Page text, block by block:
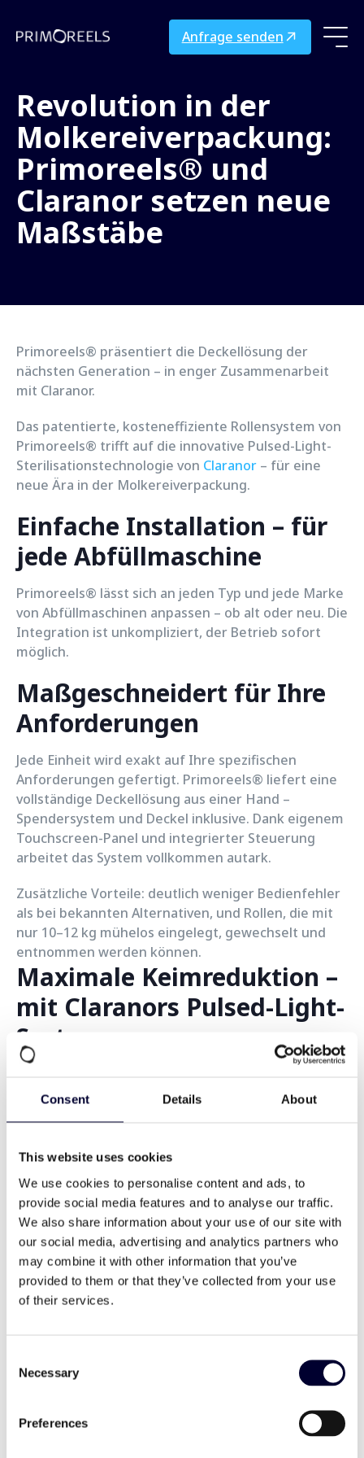
Consent Details About
This website uses cookies
We use cookies to personalise content and ads, to
provide social media features and to analyse our traffic.
We also share information about your use of our site with
our social media, advertising and analytics partners who
may combine it with other information that you’ve
provided to them or that they’ve collected from your use
of their services.
Selection
Necessary
Preferences
Anfrage senden
Revolution in der
Molkereiverpackung:
Primoreels® und
Claranor setzen neue
Maßstäbe
Primoreels® präsentiert die Deckellösung der
nächsten Generation – in enger Zusammenarbeit
mit Claranor.
Das patentierte, kosteneffiziente Rollensystem von
Primoreels® trifft auf die innovative Pulsed-Light-
Sterilisationstechnologie von Claranor – für eine
neue Ära in der Molkereiverpackung.
Einfache Installation – für
jede Abfüllmaschine
Primoreels® lässt sich an jeden Typ und jede Marke
von Abfüllmaschinen anpassen – ob alt oder neu. Die
Integration ist unkompliziert, der Betrieb sofort
möglich.
Maßgeschneidert für Ihre
Anforderungen
Jede Einheit wird exakt auf Ihre spezifischen
Anforderungen gefertigt. Primoreels® liefert eine
vollständige Deckellösung aus einer Hand –
Spendersystem und Deckel inklusive. Dank eigenem
Touchscreen-Panel und integrierter Steuerung
arbeitet das System vollkommen autark.
Zusätzliche Vorteile: deutlich weniger Bedienfehler
als bei bekannten Alternativen, und Rollen, die mit
nur 10–12 kg mühelos eingelegt, gewechselt und
entnommen werden können.
Maximale Keimreduktion –
mit Claranors Pulsed-Light-
System
zugeführt – ohne Handkontakt, ohne
eingelegt werden müssen.
In Zusammenarbeit mitClaranorbietet
Primoreels® nun eine wirtschaftliche und
hocheffiziente Nachrüstlösung: Die Deckel werden
auf der lebensmittelberührenden Seite per Pulsed
Light sterilisiert – mit Keimreduktionen von bis zu
log 4. Das Ergebnis: höhere Produktivität, geringere
Materialkosten und niedrigere Investitions- sowie
Geringerer CO₂-Ausstoß –
Primoreels® reduziert die Umweltbelastung durch